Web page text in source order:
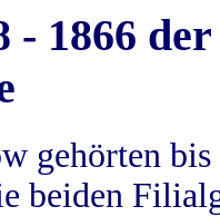
- 1866
gehörten
beiden